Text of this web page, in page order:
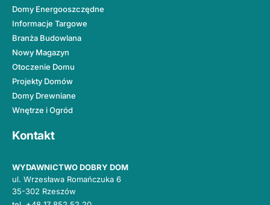
Domy Energooszczędne
Informacje Targowe
Branża Budowlana
Nowy Magazyn
Otoczenie Domu
Projekty Domów
Domy Drewniane
Wnętrze i Ogród
Kontakt
WYDAWNICTWO DOBRY DOM
ul. Wrzesława Romańczuka 6
35-302 Rzeszów